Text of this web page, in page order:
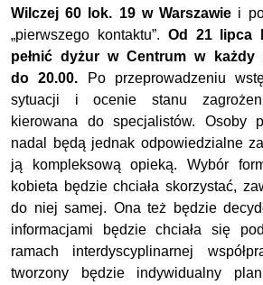
Wilczej 60 lok. 19 w Warszawie i
„pierwszego kontaktu”. Od 21 lipca
pełnić dyżur w Centrum w każdy
do 20.00. Po przeprowadzeniu
sytuacji i ocenie stanu
kierowana do specjalistów. Osoby
nadal będą jednak odpowiedzialne
ją kompleksową opieką. Wybór
kobieta będzie chciała skorzystać,
do niej samej. Ona też będzie
informacjami będzie chciała się
ramach interdyscyplinarnej
tworzony będzie indywidualny